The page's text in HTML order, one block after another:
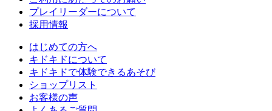
プレイリーダーについて
採用情報
はじめての方へ
キドキドについて
キドキドで体験できるあそび
ショップリスト
お客様の声